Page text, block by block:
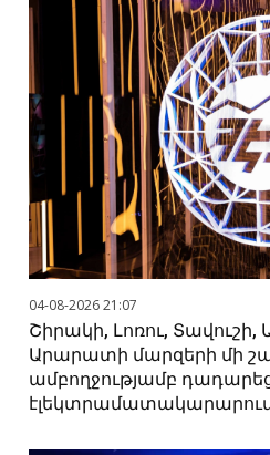
04-08-2026 21:07
Շիրակի, Լոռու,
Արարատի մարզերի մի
ամբողջությամբ